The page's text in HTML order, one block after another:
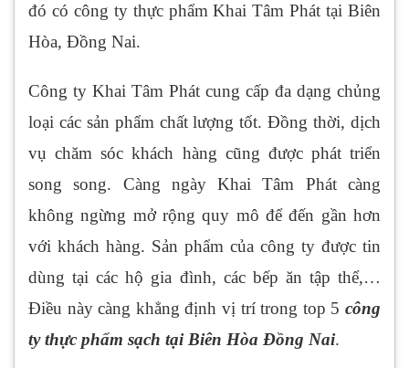
đó có công ty thực phẩm Khai Tâm Phát tại Biên
Hòa, Đồng Nai.
Công ty Khai Tâm Phát cung cấp đa dạng chủng
loại các sản phẩm chất lượng tốt. Đồng thời, dịch
vụ chăm sóc khách hàng cũng được phát triển
song song. Càng ngày Khai Tâm Phát càng
không ngừng mở rộng quy mô để đến gần hơn
với khách hàng. Sản phẩm của công ty được tin
dùng tại các hộ gia đình, các bếp ăn tập thể,…
Điều này càng khẳng định vị trí trong top 5 công
ty thực phẩm sạch tại Biên Hòa Đồng Nai.